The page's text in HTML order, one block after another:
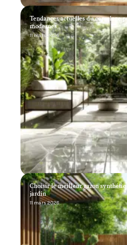
Tendances actuelles du carrelage
modernes
11 mars 2026
Choisir le meilleur gazon
jardin
11 mars 2026